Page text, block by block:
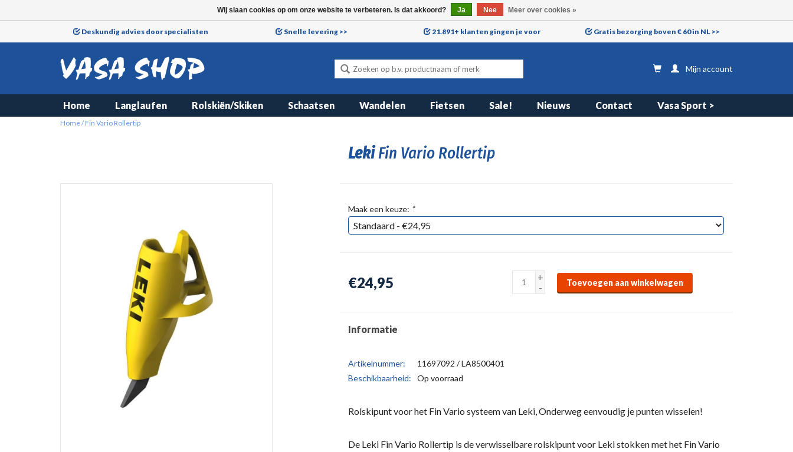
Deskundig advies door specialisten Snelle levering >> 21.891+ klanten gingen je voor Gratis bezorging boven € 60 in NL >>
Mijn account
Home Langlaufen Rolskiën/Skiken Schaatsen Wandelen Fietsen Sale! Nieuws Contact Vasa Sport >
Home/Fin Vario Rollertip
LekiFin Vario Rollertip
Maak een keuze: *
€24,95
+
-
Toevoegen aan winkelwagen
Informatie
Artikelnummer:
11697092 / LA8500401
Beschikbaarheid:
Op voorraad
Rolskipunt voor het Fin Vario systeem van Leki, Onderweg eenvoudig je punten wisselen!
De Leki Fin Vario Rollertip is de verwisselbare rolskipunt voor Leki stokken met het Fin Vario
Wij slaan cookies op om onze website te verbeteren. Is dat akkoord? Ja Nee Meer over cookies »